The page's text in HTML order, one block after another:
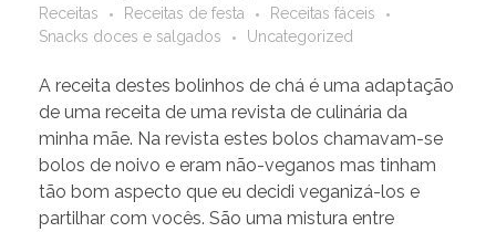
Receitas
Receitas de festa
Receitas fáceis
Snacks doces e salgados
Uncategorized
A receita destes bolinhos de chá é uma adaptação
de uma receita de uma revista de culinária da
minha mãe. Na revista estes bolos chamavam-se
bolos de noivo e eram não-veganos mas tinham
tão bom aspecto que eu decidi veganizá-los e
partilhar com vocês. São uma mistura entre